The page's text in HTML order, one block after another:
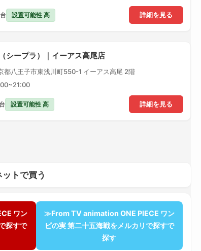
詳細を見る
設置可能性 高
シープラ）｜イーアス高尾店
都八王子市東浅川町550-1 イーアス高尾 2階
詳細を見る
設置可能性 高
トで買う
ワン
探すで
≫From TV animation ONE PIECE ワン
ピの実 第二十五海戦をメルカリで探すで
探す